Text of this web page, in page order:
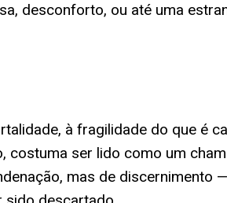
desconforto, ou até uma
à fragilidade do que é
ser lido como um
mas de discernimento